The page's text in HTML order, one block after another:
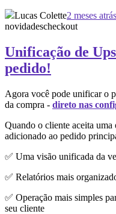
Lucas Colette2 meses atrás
novidadescheckout
Unificação de
pedido!
Agora você pode unificar o
da compra - direto nas
Quando o cliente aceita
adicionado ao pedido
✅ Uma visão unificada da
✅ Relatórios mais
✅ Operação mais simples
seu cliente